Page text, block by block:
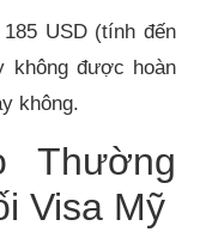
USD (tính đến
không được hoàn
không.
Thường
Visa Mỹ